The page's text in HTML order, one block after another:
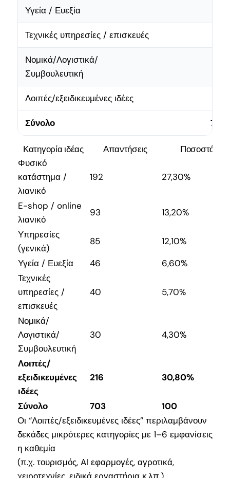
Υγεία / Ευεξία
Τεχνικές υπηρεσίες / επισκευές
Νομικά/Λογιστικά/
Συμβουλευτική
Λοιπές/εξειδικευμένες ιδέες
Σύνολο 703
Κατηγορία ιδέας Απαντήσεις
Ποσοστό
Φυσικό
κατάστημα /
λιανικό
192 27,30%
E-shop / online
λιανικό
93
13,20%
Υπηρεσίες
(γενικά)
85
12,10%
Υγεία / Ευεξία
46
6,60%
Τεχνικές
υπηρεσίες /
επισκευές
40 5,70%
Νομικά/
Λογιστικά/
Συμβουλευτική
30 4,30%
Λοιπές/
εξειδικευμένες
ιδέες
216 30,80%
Σύνολο 703
100
Οι “Λοιπές/εξειδικευμένες ιδέες” περιλαμβάνουν
δεκάδες μικρότερες κατηγορίες με 1–6 εμφανίσεις
η καθεμία
(π.χ. τουρισμός, AI εφαρμογές, αγροτικά,